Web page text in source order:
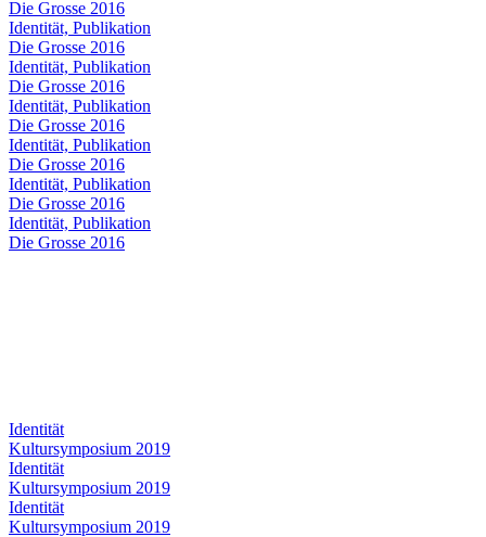
Die Grosse 2016
Identität, Publikation
Die Grosse 2016
Identität, Publikation
Die Grosse 2016
Identität, Publikation
Die Grosse 2016
Identität, Publikation
Die Grosse 2016
Identität, Publikation
Die Grosse 2016
Identität, Publikation
Die Grosse 2016
Identität
Kultursymposium 2019
Identität
Kultursymposium 2019
Identität
Kultursymposium 2019